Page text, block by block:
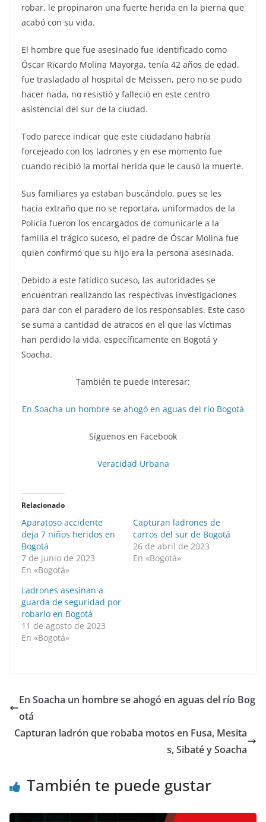
robar, le propinaron una fuerte herida en la pierna que
acabó con su vida.
El hombre que fue asesinado fue identificado como
Óscar Ricardo Molina Mayorga, tenía 42 años de edad,
fue trasladado al hospital de Meissen, pero no se pudo
hacer nada, no resistió y falleció en este centro
asistencial del sur de la ciudad.
Todo parece indicar que este ciudadano habría
forcejeado con los ladrones y en ese momento fue
cuando recibió la mortal herida que le causó la muerte.
Sus familiares ya estaban buscándolo, pues se les
hacía extraño que no se reportara, uniformados de la
Policía fueron los encargados de comunicarle a la
familia el trágico suceso, el padre de Óscar Molina fue
quien confirmó que su hijo era la persona asesinada.
Debido a este fatídico suceso, las autoridades se
encuentran realizando las respectivas investigaciones
para dar con el paradero de los responsables. Este caso
se suma a cantidad de atracos en el que las víctimas
han perdido la vida, específicamente en Bogotá y
Soacha.
También te puede interesar:
En Soacha un hombre se ahogó en aguas del río Bogotá
Síguenos en Facebook
Veracidad Urbana
Relacionado
Aparatoso accidente
deja 7 niños heridos en
Bogotá
7 de junio de 2023
En «Bogotá»
Capturan ladrones de
carros del sur de Bogotá
26 de abril de 2023
En «Bogotá»
Ladrones asesinan a
guarda de seguridad por
robarlo en Bogotá
11 de agosto de 2023
En «Bogotá»
En Soacha un hombre se ahogó en aguas del río Bog
otá
Capturan ladrón que robaba motos en Fusa, Mesita
s, Sibaté y Soacha
También te puede gustar